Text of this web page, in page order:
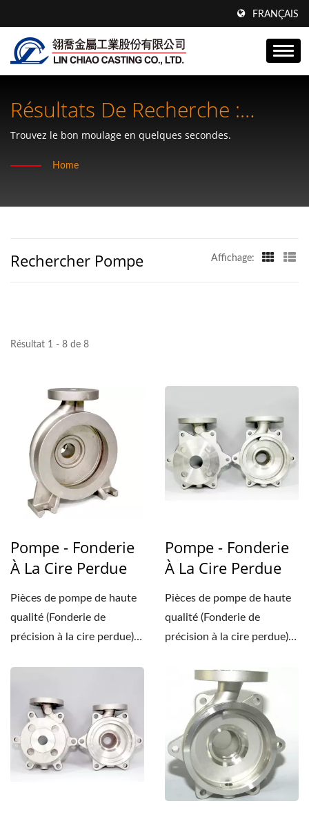
FRANÇAIS
Résultats De Recherche :
Pompe | Composants
Conçus.Fiabilité Prouvée – Lin
Trouvez le bon moulage en quelques secondes.
Home
Rechercher Pompe Affichage:
Résultat 1 - 8 de 8
Pompe - Fonderie
À La Cire Perdue
Pièces de pompe de haute
qualité (Fonderie de
précision à la cire perdue)
Pompe - Fonderie
À La Cire Perdue
Pièces de pompe de haute
qualité (Fonderie de
précision à la cire perdue)